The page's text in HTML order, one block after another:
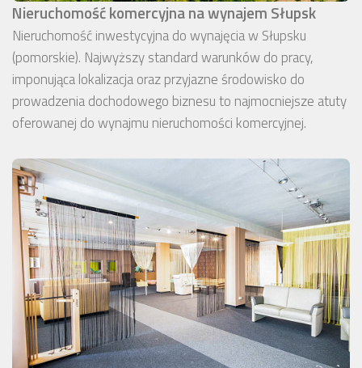
Nieruchomość komercyjna na wynajem Słupsk
Nieruchomość inwestycyjna do wynajęcia w Słupsku
(pomorskie). Najwyższy standard warunków do pracy,
imponująca lokalizacja oraz przyjazne środowisko do
prowadzenia dochodowego biznesu to najmocniejsze atuty
oferowanej do wynajmu nieruchomości komercyjnej.